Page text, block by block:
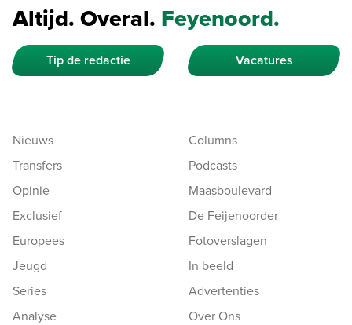
Altijd. Overal. Feyenoord.
Tip de redactie Vacatures
Nieuws
Transfers
Opinie
Exclusief
Europees
Jeugd
Series
Analyse
Columns
Podcasts
Maasboulevard
De Feijenoorder
Fotoverslagen
In beeld
Advertenties
Over Ons